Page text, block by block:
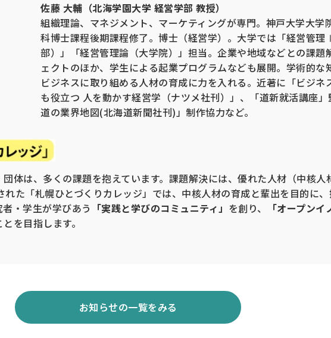
佐藤 大輔（北海学園大学 経営学部 教授）
組織理論、マネジメント、マーケティングが専門。神戸大学大学
科博士課程後期課程修了。博士（経営学）。大学では「経営管
部）」「経営管理論（大学院）」担当。企業や地域などとの課題
ェクトのほか、学生による起業プログラムなども展開。学術的な
ビジネスに取り組める人材の育成に力を入れる。近著に「ビジネ
も役立つ 人を動かす経営学（ナツメ社刊）」、「道新就活講座
道の業界地図(北海道新聞社刊)」制作協力など。
体は、多くの課題を抱えています。課題解決には、優れた人材（中核人
た「札幌ひとづくりカレッジ」では、中核人材の育成と輩出を目的に
・学生が学びあう 「実践と学びのコミュニティ」 を創り、
「オープン
を目指します。
お知らせの一覧をみる